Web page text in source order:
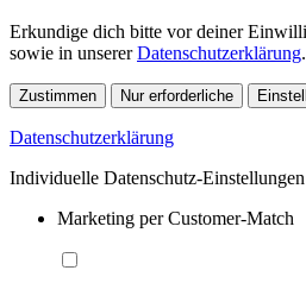
Erkundige dich bitte vor deiner
sowie in unsererDatenschutzerklärung.
Zustimmen Nur erforderliche
Datenschutzerklärung
Individuelle Datenschutz-Einstellungen
Marketing per Customer-Match